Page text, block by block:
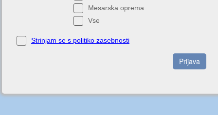
Mesarska oprema
Vse
Strinjam se s politiko zasebnosti
Prijava